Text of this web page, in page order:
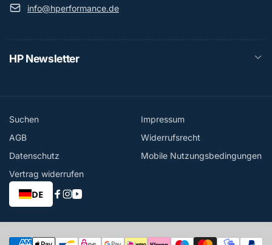
info@hperformance.de
HP Newsletter
Suchen
Impressum
AGB
Widerrufsrecht
Datenschutz
Mobile Nutzungsbedingungen
Vertrag widerrufen
DE
Facebook
Instagram
YouTube